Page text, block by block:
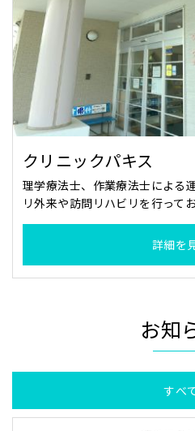
クリニックパキス
理学療法士、作業療法士による
リ外来や訪問リハビリを行ってお
詳細を
お知
すべ